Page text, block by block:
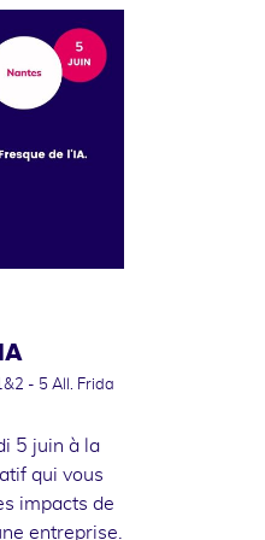
- 5 All. Frida
5 juin à la
qui vous
impacts de
entreprise.